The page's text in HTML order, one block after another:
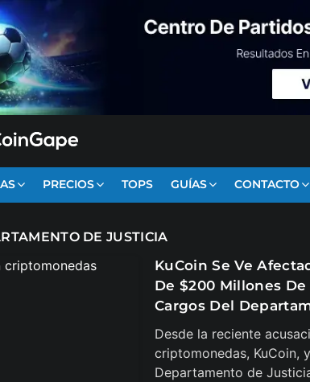
PRECIOS TOPS GUÍAS CONTACTO
DE JUSTICIA
KuCoin Se Ve
De $200 Millones
Cargos Del
Desde la reciente
criptomonedas, KuCoin,
Departamento de